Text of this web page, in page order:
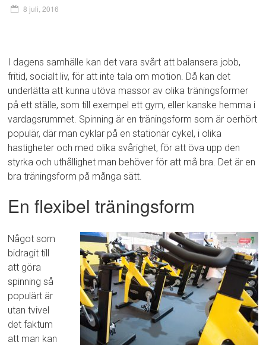
8 juli, 2016
I dagens samhälle kan det vara svårt att balansera jobb,
fritid, socialt liv, för att inte tala om motion. Då kan det
underlätta att kunna utöva massor av olika träningsformer
på ett ställe, som till exempel ett gym, eller kanske hemma i
vardagsrummet. Spinning är en träningsform som är oerhört
populär, där man cyklar på en stationär cykel, i olika
hastigheter och med olika svårighet, för att öva upp den
styrka och uthållighet man behöver för att må bra. Det är en
bra träningsform på många sätt.
En flexibel träningsform
Något som
bidragit till
att göra
spinning så
populärt är
utan tvivel
det faktum
att man kan